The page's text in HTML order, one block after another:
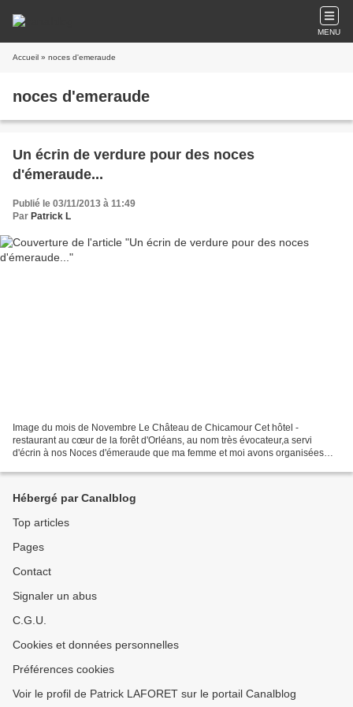
MENU
Accueil » noces d'emeraude
noces d'emeraude
Un écrin de verdure pour des noces
d'émeraude...
Publié le 03/11/2013 à 11:49
Par Patrick L
Image du mois de Novembre Le Château de Chicamour Cet hôtel -
restaurant au cœur de la forêt d'Orléans, au nom très évocateur,a servi
d'écrin à nos Noces d'émeraude que ma femme et moi avons organisées
Hébergé par Canalblog
Top articles
Pages
Contact
Signaler un abus
C.G.U.
Cookies et données personnelles
Préférences cookies
Voir le profil de Patrick LAFORET sur le portail Canalblog